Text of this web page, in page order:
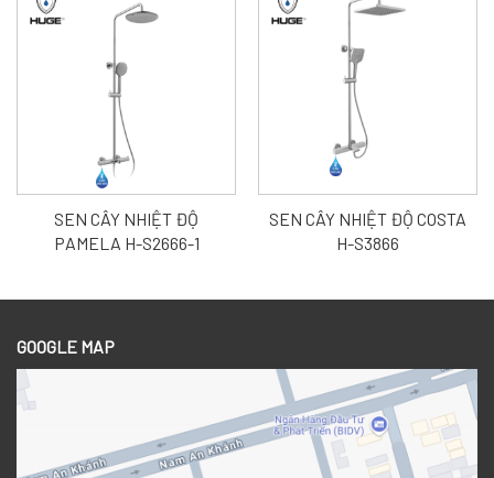
SEN CÂY NHIỆT ĐỘ
PAMELA H-S2666-1
SEN CÂY NHIỆT ĐỘ COSTA
H-S3866
GOOGLE MAP